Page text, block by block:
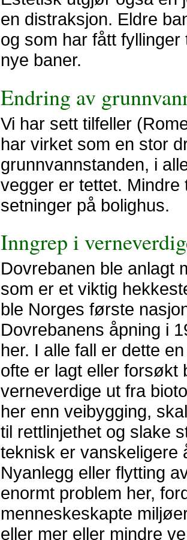
en distraksjon. Eldre
og som har fått
nye baner.
Endring av
Vi har sett tilfeller
har virket som en stor
grunnvannstanden, i
vegger er tettet.
setninger på bolighus.
Inngrep i
Dovrebanen ble anlagt
som er et viktig
ble Norges første
Dovrebanens åpning i
her. I alle fall er dette
ofte er lagt eller forsøkt
verneverdige ut fra
her enn veibygging,
til rettlinjethet og slake
teknisk er vanskeligere
Nyanlegg eller flytting
enormt problem her,
menneskeskapte
eller mer eller mindre